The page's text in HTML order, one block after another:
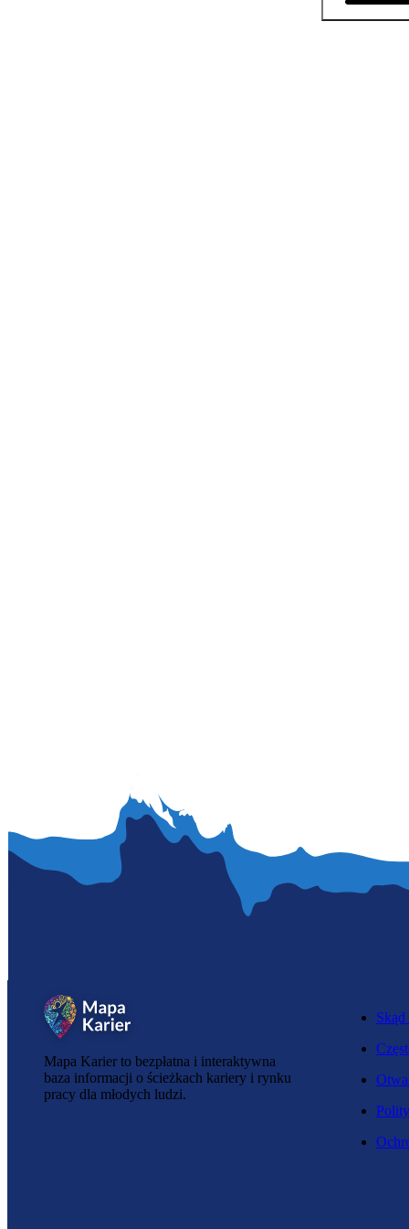
Mapa Karier to bezpłatna i interaktywna
baza informacji o ścieżkach kariery i rynku
pracy dla młodych ludzi.